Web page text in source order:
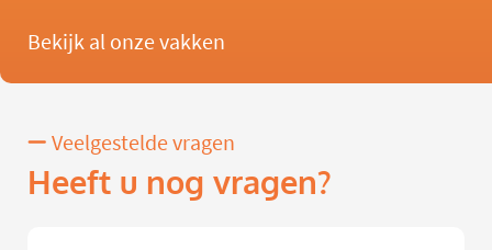
Bekijk al onze vakken
Veelgestelde vragen
Heeft u nog vragen?